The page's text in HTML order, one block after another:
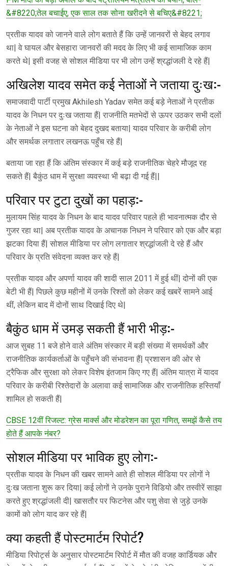
&#8220;तेल बचाईए, एक साल तक सोना खरीदने से बचिए&#8221;
प्रतीक यादव को जानने वाले लोग बताते हैं कि उन्हें जानवरों से बेहद लगाव
था| वे घायल और बेसहारा जानवरों की मदद के लिए भी कई सामाजिक काम
करते थे| इसी वजह से सोशल मीडिया पर भी लोग उन्हें श्रद्धांजली दे रहे हैं|
अखिलेश यादव समेत कई नेताओं ने जताया दुःख:-
समाजवादी पार्टी प्रमुख Akhilesh Yadav समेत कई बड़े नेताओं ने प्रतीक
यादव के निधन पर दुःख जताया हैं| राजनीति मतभेदों से ऊपर उठकर सभी दलों
के नेताओं ने इस घटना को बेहद दुखद बताया| यादव परिवार के करीबी लोग
और समर्थक लगातार लखनऊ पहुँच रहे हैं|
बताया जा रहा हैं कि अंतिम संस्कार में कई बड़े राजनीतिक चेहरे मौजूद रह
सकते हैं| बैकुंठ धाम में सुरक्षा व्यवस्था भी बढ़ा दी गई हैं||
परिवार पर टुटा दुखों का पहाड़:-
मुलायम सिंह यादव के निधन के बाद यादव परिवार पहले ही भावनात्मक दौर से
गुजर रहा था| अब प्रतीक यादव के अचानक निधन ने परिवार को एक और बड़ा
झटका दिया हैं| सोशल मीडिया पर लोग लगातार श्रद्धांजली दे रहे हैं और
परिवार के प्रति संवेदना व्यक्त कर रहे हैं|
प्रतीक यादव और अपर्णा यादव की शादी साल 2011 में हुई थीं| दोनों की एक
बेटी भी हैं| पिछले कुछ महीनों में उनके रिश्तों को लेकर कई खबरें सामने आई
थीं, लेकिन बाद में दोनों साथ दिखाई दिए थे|
बैकुंठ धाम में उमड़ सकती हैं भारी भीड़:-
आज सुबह 11 बजे होने वाले अंतिम संस्कार में बड़ी संख्या में समर्थकों और
राजनीतिक कार्यकर्ताओं के पहुँचने की संभावना हैं| प्रशासन की ओर से
ट्रैफिक और सुरक्षा को लेकर विशेष इंतजाम किए गए हैं| अंतिम यात्रा में यादव
परिवार के करीबी रिश्तेदारों के अलावा कई सामाजिक और राजनीतिक हस्तियाँ
शामिल हो सकती हैं|
CBSE 12वीं रिजल्ट: ग्रेस मार्क्स और मोडरेशन का पूरा गणित, समझें कैसे तय
होते हैं आपके नंबर?
सोशल मीडिया पर भाविक हुए लोग:-
प्रतीक यादव के निधन की खबर सामने आते ही सोशल मीडिया पर लोगों ने
दुःख जताना शुरू कर दिया| कई लोगों ने उनके पुराने विडियो और तस्वीरें साझा
करते हुए श्रद्धांजली दी| खासतौर पर फिटनेस और पशु सेवा से जुड़े उनके
कामों को लोग याद कर रहे हैं|
क्या कहती हैं पोस्टमार्टम रिपोर्ट?
मीडिया रिपोर्ट्स के अनुसार पोस्टमार्टम रिपोर्ट में मौत की वजह कार्डियक और